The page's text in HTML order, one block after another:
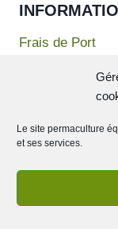
Le site permaculture
et ses services.
Frais de Port
Politique de
© 2026